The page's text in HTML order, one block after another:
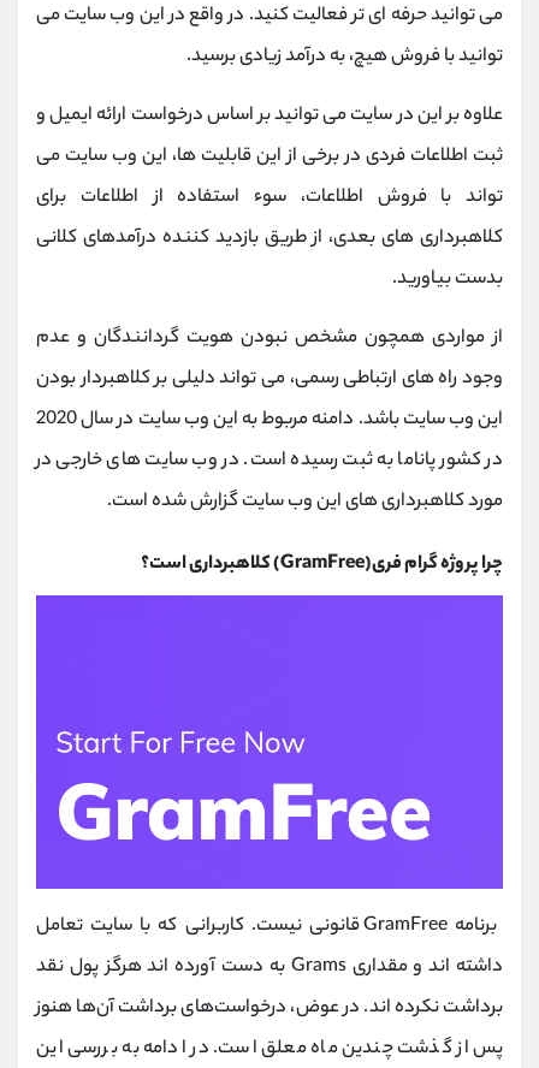
می توانید حرفه ای تر فعالیت کنید. در واقع در این وب سایت می
توانید با فروش هیچ، به درآمد زیادی برسید.
علاوه بر این در سایت می توانید بر اساس درخواست ارائه ایمیل و
ثبت اطلاعات فردی در برخی از این قابلیت ها، این وب سایت می
تواند با فروش اطلاعات، سوء استفاده از اطلاعات برای
کلاهبرداری های بعدی، از طریق بازدید کننده درآمدهای کلانی
بدست بیاورید.
از مواردی همچون مشخص نبودن هویت گردانندگان و عدم
وجود راه های ارتباطی رسمی، می تواند دلیلی بر کلاهبردار بودن
این وب سایت باشد. دامنه مربوط به این وب سایت در سال 2020
در کشور پاناما به ثبت رسیده است. در وب سایت های خارجی در
مورد کلاهبرداری های این وب سایت گزارش شده است.
چرا پروژه گرام فری(GramFree) کلاهبرداری است؟
برنامه GramFree قانونی نیست. کاربرانی که با سایت تعامل
داشته اند و مقداری Grams به دست آورده اند هرگز پول نقد
برداشت نکرده اند. در عوض، درخواست‌های برداشت آن‌ها هنوز
پس از گذشت چندین ماه معلق است. در ادامه به بررسی این